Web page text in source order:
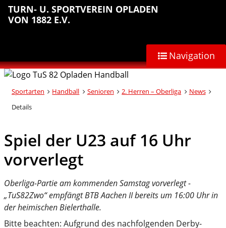
Sprungmarken
Inhalt
anspringen
Hauptnavigation
anspringen
Abteilungsnavigation
anspringen
Fußbereich
anspringen
TURN- U. SPORTVEREIN OPLADEN
VON 1882 E.V.
Navigation
Sportarten Handball Senioren 2. Herren – Oberliga
News
Details
Spiel der U23 auf 16 Uhr
vorverlegt
Oberliga-Partie am kommenden Samstag vorverlegt -
„TuS82Zwo“ empfängt BTB Aachen II bereits um 16:00 Uhr in
der heimischen Bielerthalle.
Bitte beachten: Aufgrund des nachfolgenden Derby-